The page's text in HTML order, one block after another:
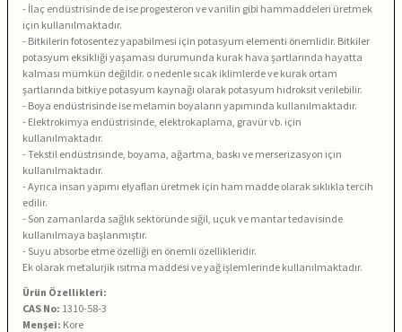
- İlaç endüstrisinde de ise progesteron ve vanilin gibi hammaddeleri üretmek
için kullanılmaktadır.
- Bitkilerin fotosentez yapabilmesi için potasyum elementi önemlidir. Bitkiler
potasyum eksikliği yaşaması durumunda kurak hava şartlarında hayatta
kalması mümkün değildir. o nedenle sıcak iklimlerde ve kurak ortam
şartlarında bitkiye potasyum kaynağı olarak potasyum hidroksit verilebilir.
- Boya endüstrisinde ise melamin boyaların yapımında kullanılmaktadır.
- Elektrokimya endüstrisinde, elektrokaplama, gravür vb. için
kullanılmaktadır.
- Tekstil endüstrisinde, boyama, ağartma, baskı ve merserizasyon için
kullanılmaktadır.
- Ayrıca insan yapımı elyafları üretmek için ham madde olarak sıklıkla tercih
edilir.
- Son zamanlarda sağlık sektöründe siğil, uçuk ve mantar tedavisinde
kullanılmaya başlanmıştır.
- Suyu absorbe etme özelliği en önemli özellikleridir.
Ek olarak metalurjik ısıtma maddesi ve yağ işlemlerinde kullanılmaktadır.
Ürün Özellikleri:
CAS No: 1310-58-3
Menşei: Kore